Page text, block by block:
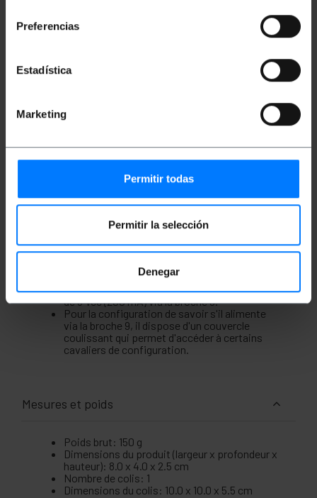
Preferencias
Estadística
Marketing
Permitir todas
Permitir la selección
Denegar
RS232, idéal pour obtenir plus de ports série
Ne nécessite aucune configuration d'IRQ, de
DMA ou de port d'E/S, ce qui élimine les
standard et est compatible avec la plupart des
appareils RS232.
Prend en charge l'ensemble complet
d'instructions de modem RS232 et les signaux
bidirectionnelle.
Il permet d'ajouter plus de ports de ce style en
fonction des besoins.
Il possède 1 port RS232 avec connecteur de
type DB9-Mâle.
Compatible avec les environnements
Windows, Linux et Mac OS.
Modèle qui fournit en option une alimentation
de 5 Vcc (200 mA) via la broche 9.
Pour la configuration de savoir s'il alimente
via la broche 9, il dispose d'un couvercle
coulissant qui permet d'accéder à certains
cavaliers de configuration.
Mesures et poids
Poids brut: 150 g
Dimensions du produit (largeur x profondeur x
hauteur): 8.0 x 4.0 x 2.5 cm
Nombre de colis: 1
Dimensions du colis: 10.0 x 10.0 x 5.5 cm